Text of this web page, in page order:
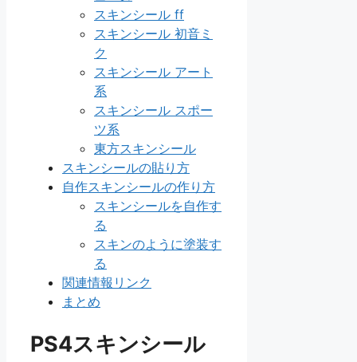
スキンシール ff
スキンシール 初音ミ
ク
スキンシール アート
系
スキンシール スポー
ツ系
東方スキンシール
スキンシールの貼り方
自作スキンシールの作り方
スキンシールを自作す
る
スキンのように塗装す
る
関連情報リンク
まとめ
PS4スキンシール